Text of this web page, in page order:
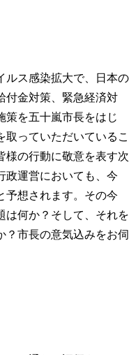
ルス感染拡大で、日本の
付金対策、緊急経済対
策を五十嵐市長をはじ
っていただいているこ
様の行動に敬意を表す次
政運営においても、今
予想されます。その今
は何か？そして、それを
？市長の意気込みをお伺